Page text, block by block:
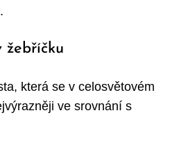
žebříčku
která se v celosvětovém
ve srovnání s